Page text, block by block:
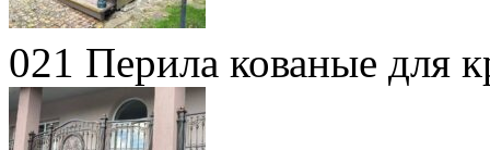
021 Перила кованые для